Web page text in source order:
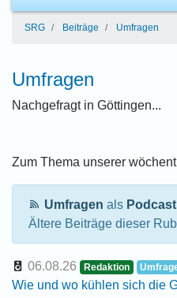
SRG Beiträge Umfragen
Umfragen
Nachgefragt in Göttingen...
Zum Thema unserer
Umfragen als
Ältere Beiträge dieser
06.08.26 Redaktion
Wie und wo kühlen sich die